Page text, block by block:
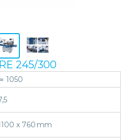
245/300
1050
x 760 mm